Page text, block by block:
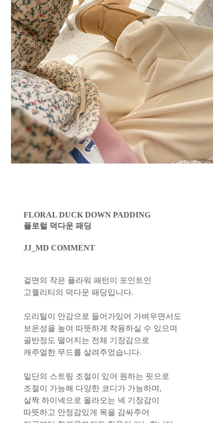
FLORAL DUCK DOWN PADDING
플로럴 덕다운 패딩
JJ_MD COMMENT
겉면의 작은 플라워 패턴이 포인트인
고퀄리티의 덕다운 패딩입니다.
오리털이 안감으로 들어가있어 가벼우면서도
보온성을 높여 따뜻하게 착용하실 수 있으며
골반정도 떨어지는 전체 기장감으로
캐주얼한 무드를 살려주었습니다.
밑단의 스트링 조절이 있어 원하는 핏으로
조절이 가능해 다양한 코디가 가능하며,
살짝 하이넥으로 올라오는 넥 기장감이
따뜻하고 안정감있게 목을 감싸주어